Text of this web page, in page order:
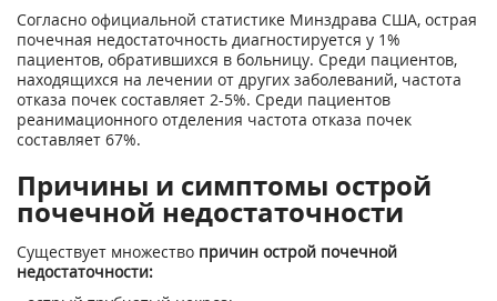
Согласно официальной статистике Минздрава США, острая
почечная недостаточность диагностируется у 1%
пациентов, обратившихся в больницу. Среди пациентов,
находящихся на лечении от других заболеваний, частота
отказа почек составляет 2-5%. Среди пациентов
реанимационного отделения частота отказа почек
составляет 67%.
Причины и симптомы острой
почечной недостаточности
Существует множество причин острой почечной
недостаточности: